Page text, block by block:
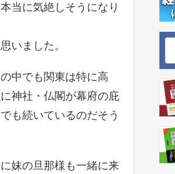
当に気絶しそうになり
いました。
中でも関東は特に高
神社・仏閣が幕府の庇
も続いているのだそう
妹の旦那様も一緒に来